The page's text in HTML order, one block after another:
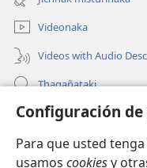
Configuración
Para que usted
usamos cookiesy
window)
Videonaka
Videos with Audio
Thaqañataki
Oraqpachat
Donacionanaka
(opens